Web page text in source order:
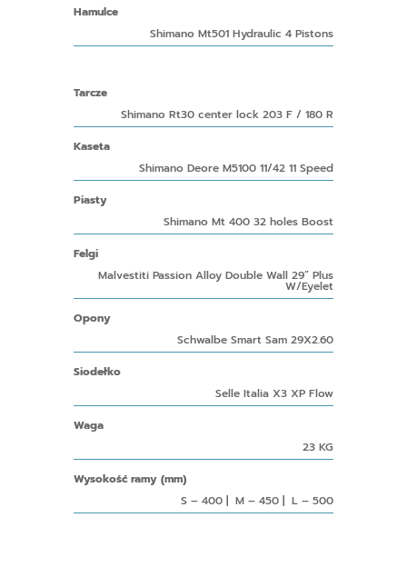
Hamulce
Shimano Mt501 Hydraulic 4 Pistons
Tarcze
Shimano Rt30 center lock 203 F / 180 R
Kaseta
Shimano Deore M5100 11/42 11 Speed
Piasty
Shimano Mt 400 32 holes Boost
Felgi
Malvestiti Passion Alloy Double Wall 29” Plus
W/Eyelet
Opony
Schwalbe Smart Sam 29X2.60
Siodełko
Selle Italia X3 XP Flow
Waga
23 KG
Wysokość ramy (mm)
S – 400 | M – 450 | L – 500